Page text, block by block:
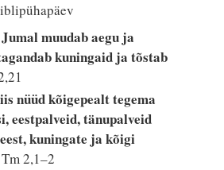
Jumal muudab aegu ja
kuningaid ja tõstab
nüüd kõigepealt tegema
eestpalveid, tänupalveid
kuningate ja kõigi
2,1–2